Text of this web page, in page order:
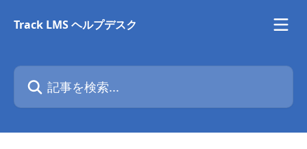
Track LMS ヘルプデスク
記事を検索...